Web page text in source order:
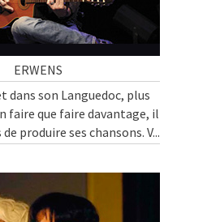
ERWENS
dans son Languedoc, plus
faire que faire davantage, il
produire ses chansons. V...